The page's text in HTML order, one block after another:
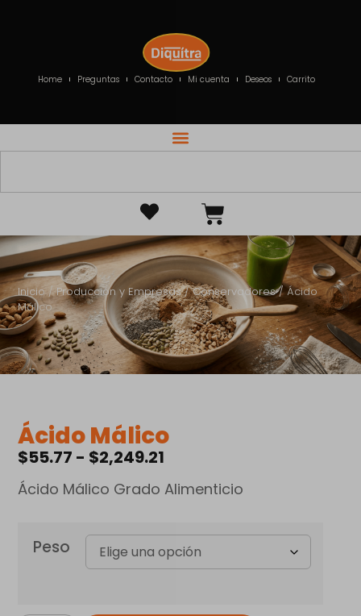
Home Preguntas Contacto Mi cuenta Deseos Carrito
Inicio/Producción y Empresas/Conservadores/ Ácido
Málico
Ácido Málico
$55.77 - $2,249.21
Ácido Málico Grado Alimenticio
Peso